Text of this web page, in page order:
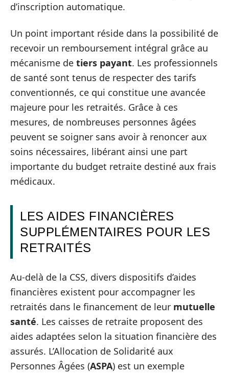
d’inscription automatique.
Un point important réside dans la possibilité de
recevoir un remboursement intégral grâce au
mécanisme de tiers payant. Les professionnels
de santé sont tenus de respecter des tarifs
conventionnés, ce qui constitue une avancée
majeure pour les retraités. Grâce à ces
mesures, de nombreuses personnes âgées
peuvent se soigner sans avoir à renoncer aux
soins nécessaires, libérant ainsi une part
importante du budget retraite destiné aux frais
médicaux.
LES AIDES FINANCIÈRES
SUPPLÉMENTAIRES POUR LES
RETRAITÉS
Au-delà de la CSS, divers dispositifs d’aides
financières existent pour accompagner les
retraités dans le financement de leur mutuelle
santé. Les caisses de retraite proposent des
aides adaptées selon la situation financière des
assurés. L’Allocation de Solidarité aux
Personnes Âgées (ASPA) est un exemple